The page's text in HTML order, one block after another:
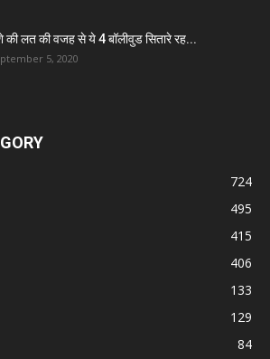
की लत की वजह से ये 4 बॉलीवुड सितारे रह...
5, 2020
724
495
415
406
133
129
84